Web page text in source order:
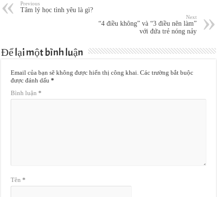
Previous
Tâm lý học tình yêu là gì?
Next
“4 điều không” và “3 điều nên làm”
với đứa trẻ nóng nảy
Để lại một bình luận
Email của bạn sẽ không được hiển thị công khai. Các trường bắt buộc
được đánh dấu*
Bình luận*
Tên*